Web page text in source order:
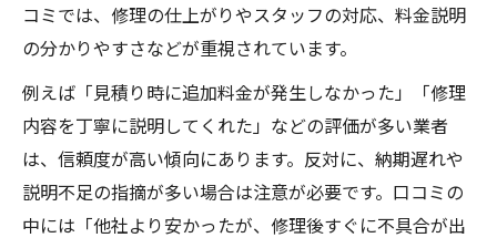
コミでは、修理の仕上がりやスタッフの対応、料金説明
の分かりやすさなどが重視されています。
例えば「見積り時に追加料金が発生しなかった」「修理
内容を丁寧に説明してくれた」などの評価が多い業者
は、信頼度が高い傾向にあります。反対に、納期遅れや
説明不足の指摘が多い場合は注意が必要です。口コミの
中には「他社より安かったが、修理後すぐに不具合が出